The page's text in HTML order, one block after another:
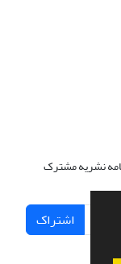
نشریه مشترک
اشتراک